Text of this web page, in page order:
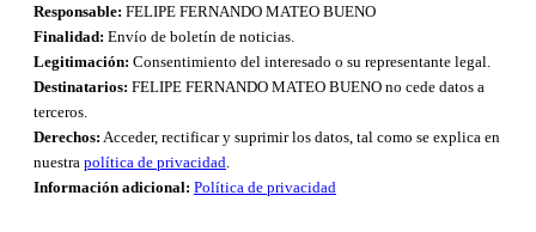
Responsable: FELIPE FERNANDO MATEO BUENO
Finalidad: Envío de boletín de noticias.
Legitimación: Consentimiento del interesado o su representante legal.
Destinatarios: FELIPE FERNANDO MATEO BUENO no cede datos a
terceros.
Derechos: Acceder, rectificar y suprimir los datos, tal como se explica en
nuestra política de privacidad
Información adicional: Política de privacidad